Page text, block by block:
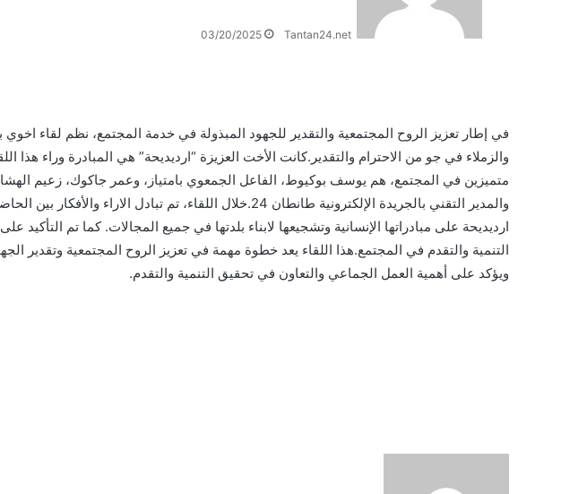
Tantan24.net
03/20/2025
في إطار تعزيز الروح المجتمعية والتقدير للجهود المبذولة في خدمة المجتمع، نظم لقاء
والزملاء في جو من الاحترام والتقدير.كانت الأخت العزيزة “ارديديحة” هي المبادرة وراء هذا
متميزين في المجتمع، هم يوسف بوكيوط، الفاعل الجمعوي بامتياز، وعمر جاكوك، زعيم
والمدير التقني بالجريدة الإلكترونية طانطان 24.خلال اللقاء، تم تبادل
ارديديحة على مبادراتها الإنسانية وتشجيعها لابناء بلدتها في جميع المجالات. كما تم التأكيد
التنمية والتقدم في المجتمع.هذا اللقاء يعد خطوة مهمة في تعزيز الروح المجتمعية وتقدير
ويؤكد على أهمية العمل الجماعي والتعاون في تحقيق التنمية والتقدم.